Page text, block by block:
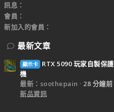
訊息
會員
新加入的會員
最新文章
顯示卡
RTX 5090 玩家自製保
機
最新：soothepain
28 分鐘前
新品資訊